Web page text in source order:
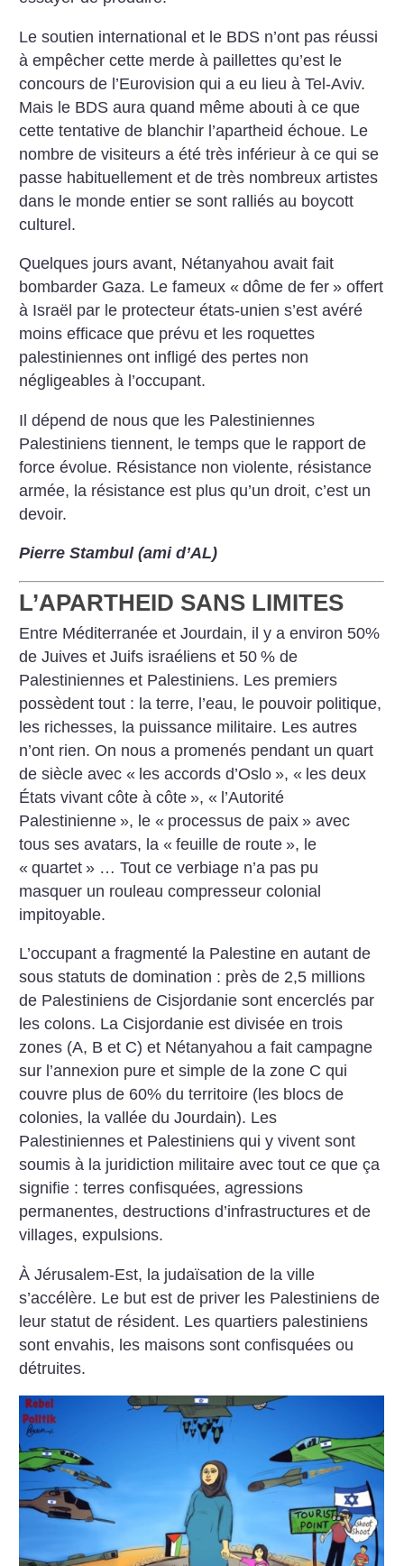
Le soutien international et le BDS n’ont pas réussi
à empêcher cette merde à paillettes qu’est le
concours de l’Eurovision qui a eu lieu à Tel-Aviv.
Mais le BDS aura quand même abouti à ce que
cette tentative de blanchir l’apartheid échoue. Le
nombre de visiteurs a été très inférieur à ce qui se
passe habituellement et de très nombreux artistes
dans le monde entier se sont ralliés au boycott
culturel.
Quelques jours avant, Nétanyahou avait fait
bombarder Gaza. Le fameux « dôme de fer » offert
à Israël par le protecteur états-unien s’est avéré
moins efficace que prévu et les roquettes
palestiniennes ont infligé des pertes non
négligeables à l’occupant.
Il dépend de nous que les Palestiniennes
Palestiniens tiennent, le temps que le rapport de
force évolue. Résistance non violente, résistance
armée, la résistance est plus qu’un droit, c’est un
devoir.
Pierre Stambul (ami d’AL)
L’APARTHEID SANS LIMITES
Entre Méditerranée et Jourdain, il y a environ 50%
de Juives et Juifs israéliens et 50 % de
Palestiniennes et Palestiniens. Les premiers
possèdent tout : la terre, l’eau, le pouvoir politique,
les richesses, la puissance militaire. Les autres
n’ont rien. On nous a promenés pendant un quart
de siècle avec « les accords d’Oslo », « les deux
États vivant côte à côte », « l’Autorité
Palestinienne », le « processus de paix » avec
tous ses avatars, la « feuille de route », le
« quartet » … Tout ce verbiage n’a pas pu
masquer un rouleau compresseur colonial
impitoyable.
L’occupant a fragmenté la Palestine en autant de
sous statuts de domination : près de 2,5 millions
de Palestiniens de Cisjordanie sont encerclés par
les colons. La Cisjordanie est divisée en trois
zones (A, B et C) et Nétanyahou a fait campagne
sur l’annexion pure et simple de la zone C qui
couvre plus de 60% du territoire (les blocs de
colonies, la vallée du Jourdain). Les
Palestiniennes et Palestiniens qui y vivent sont
soumis à la juridiction militaire avec tout ce que ça
signifie : terres confisquées, agressions
permanentes, destructions d’infrastructures et de
villages, expulsions.
À Jérusalem-Est, la judaïsation de la ville
s’accélère. Le but est de priver les Palestiniens de
leur statut de résident. Les quartiers palestiniens
sont envahis, les maisons sont confisquées ou
détruites.